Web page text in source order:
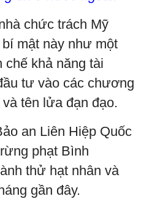
chức trách Mỹ
mật này như một
chế khả năng tài
tư vào các chương
tên lửa đạn đạo.
an Liên Hiệp Quốc
phạt Bình
thử hạt nhân và
gần đây.